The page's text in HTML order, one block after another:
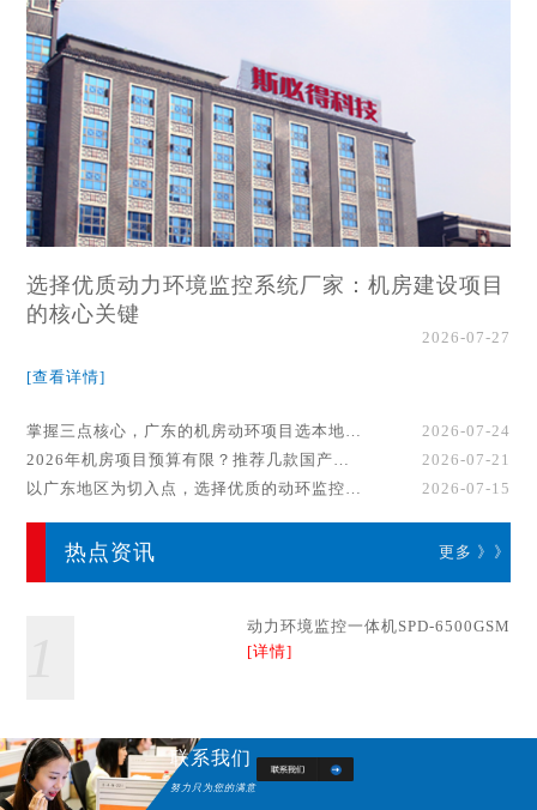
选择优质动力环境监控系统厂家：机房建设项目
的核心关键
2026-07-27
[查看详情]
掌握三点核心，广东的机房动环项目选本地厂家事半功倍！
2026-07-24
2026年机房项目预算有限？推荐几款国产动环监控系统品牌
2026-07-21
以广东地区为切入点，选择优质的动环监控系统厂家
2026-07-15
热点资讯 更多 》》
动力环境监控一体机SPD-6500GSM
[详情]
联系我们
努力只为您的满意